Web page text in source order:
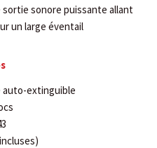
sonore puissante allant
un large éventail
auto-extinguible